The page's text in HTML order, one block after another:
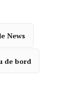
News
de bord